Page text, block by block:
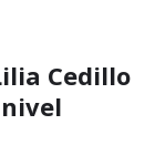
Cedillo